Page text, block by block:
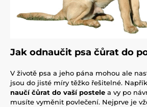
Jak odnaučit psa čůrat do
V životě psa a jeho pána mohou ale
jsou do jisté míry těžko řešitelné.
naučí čůrat do vaší postele a vy po
musíte vyměnit povlečení. Nejprve je